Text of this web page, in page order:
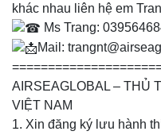
khác nhau liên hệ em
Ms Trang:
Mail:
AIRSEAGLOBAL – THỦ
VIỆT NAM
1. Xin đăng ký lưu hành